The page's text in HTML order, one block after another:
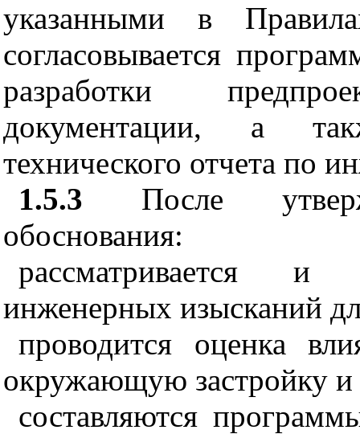
указанными в
согласовывается
разработки
документации, а
технического отчета по
1.5.3 После
обоснования:
рассматривается и
инженерных изысканий
проводится оценка
окружающую застройку и
составляются